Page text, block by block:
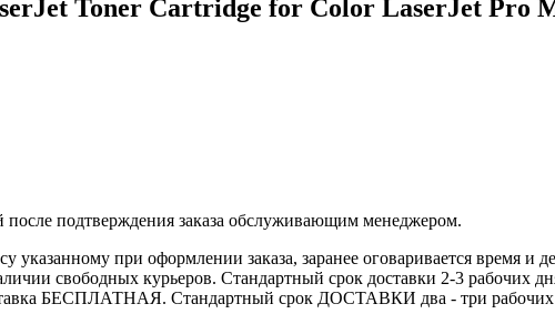
Toner Cartridge for Color LaserJet Pro
подтверждения заказа обслуживающим менеджером.
указанному при оформлении заказа, заранее оговаривается время и
свободных курьеров. Стандартный срок доставки 2-3
БЕСПЛАТНАЯ. Стандартный срок ДОСТАВКИ два - три рабочих